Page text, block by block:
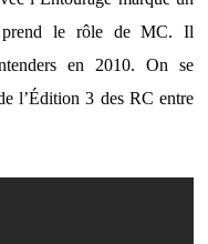
prend le rôle de MC. Il
en 2010. On se
l’Édition 3 des RC entre